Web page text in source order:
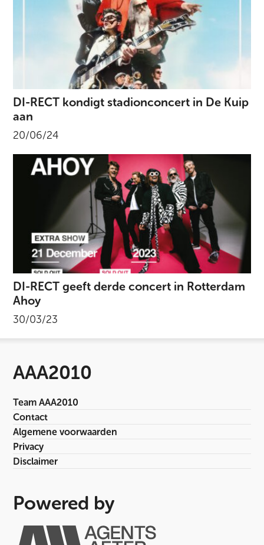
DI-RECT kondigt stadionconcert in De Kuip
aan
20/06/24
DI-RECT geeft derde concert in Rotterdam
Ahoy
30/03/23
AAA2010
Team AAA2010
Contact
Algemene voorwaarden
Privacy
Disclaimer
Powered by